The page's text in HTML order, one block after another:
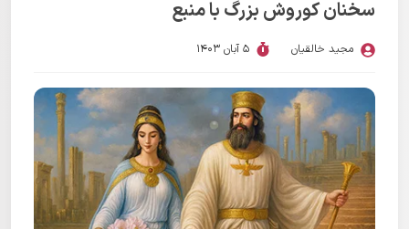
سخنان کوروش بزرگ با منبع
مجید خالقیان 5 آبان 1403